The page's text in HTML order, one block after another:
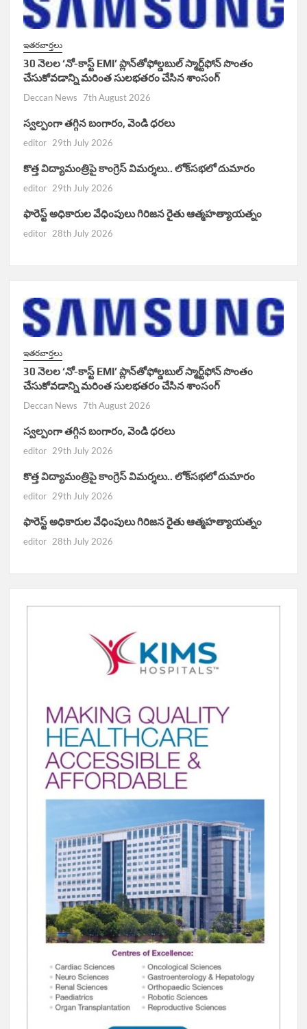
ఇతరవార్తలు
30 నెలల ‘నో-కాస్ట్ EMI’ ప్లాన్‌తోఫోల్డబుల్ స్మార్ట్‌ఫోన్ సొంతం
చేసుకోవడాన్ని మరింత సులభతరం చేసిన శాంసంగ్
Deccan News 7th August 2026
స్వల్పంగా తగ్గిన బంగారం, వెండి ధరలు
editor 29th July 2026
కొత్త విద్యామంత్రిపై కాంగ్రెస్ విమర్శలు.. లోక్‌సభలో దుమారం
editor 29th July 2026
ఫారెస్ట్ అధికారుల వేధింపులు గిరిజన రైతు ఆత్మహత్యాయత్నం
editor 28th July 2026
ఇతరవార్తలు
30 నెలల ‘నో-కాస్ట్ EMI’ ప్లాన్‌తోఫోల్డబుల్ స్మార్ట్‌ఫోన్ సొంతం
చేసుకోవడాన్ని మరింత సులభతరం చేసిన శాంసంగ్
Deccan News 7th August 2026
స్వల్పంగా తగ్గిన బంగారం, వెండి ధరలు
editor 29th July 2026
కొత్త విద్యామంత్రిపై కాంగ్రెస్ విమర్శలు.. లోక్‌సభలో దుమారం
editor 29th July 2026
ఫారెస్ట్ అధికారుల వేధింపులు గిరిజన రైతు ఆత్మహత్యాయత్నం
editor 28th July 2026